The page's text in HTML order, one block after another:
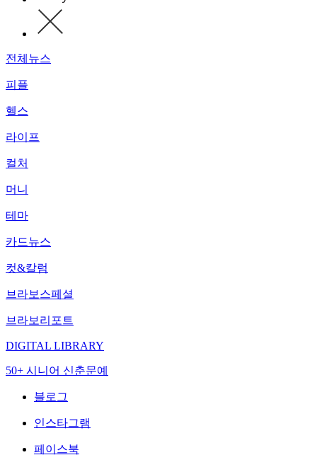
전체뉴스
피플
헬스
라이프
컬처
머니
테마
카드뉴스
컷&칼럼
브라보스페셜
브라보리포트
DIGITAL LIBRARY
50+ 시니어 신춘문예
블로그
인스타그램
페이스북